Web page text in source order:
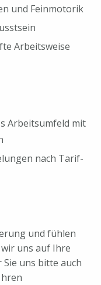
und Feinmotorik
Arbeitsweise
Arbeitsumfeld mit
nach Tarif-
und fühlen
uns auf Ihre
uns bitte auch